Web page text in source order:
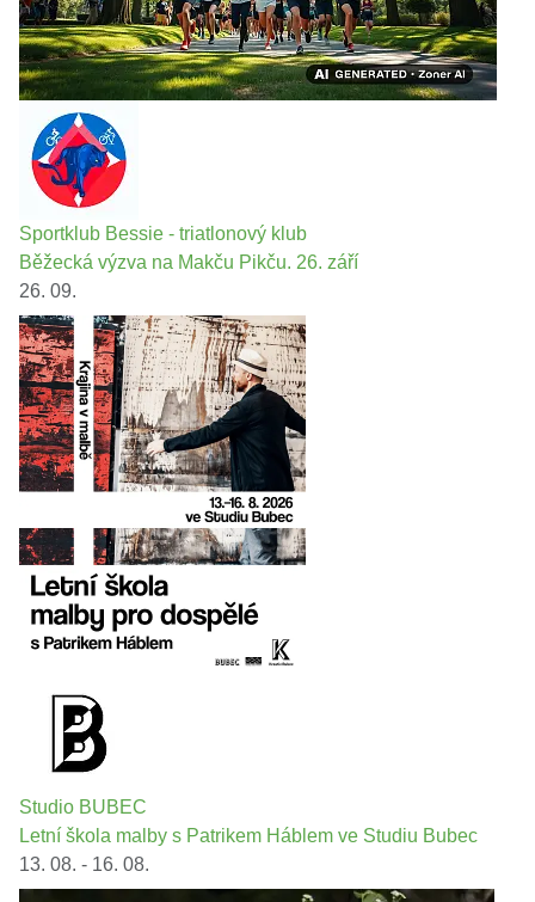
Sportklub Bessie - triatlonový klub
Běžecká výzva na Makču Pikču. 26. září
26. 09.
Studio BUBEC
Letní škola malby s Patrikem Háblem ve Studiu Bubec
13. 08. - 16. 08.